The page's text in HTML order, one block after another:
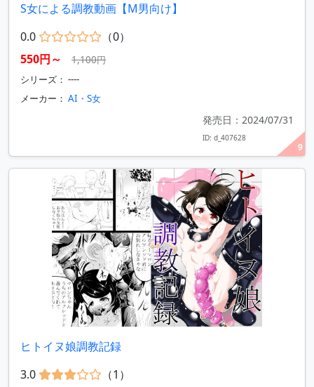
9
S女による調教動画【M男向け】
0.0
（0）
550円～
1,100円
シリーズ： ----
メーカー： AI・S女
発売日：2024/07/31
ID: d_407628
ヒトイヌ娘調教記録
3.0
（1）